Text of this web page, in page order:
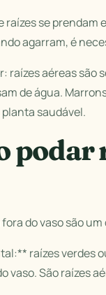
raízes se
agarram, é
raízes aéreas são
de água.
saudável.
podar
fora do vaso são
raízes verdes
vaso. São raízes